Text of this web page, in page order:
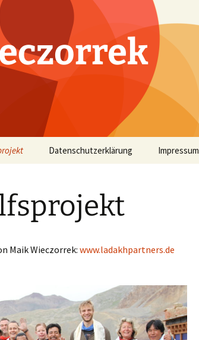
Datenschutzerklärung Impressum
Maik Wieczorrek: www.ladakhpartners.de